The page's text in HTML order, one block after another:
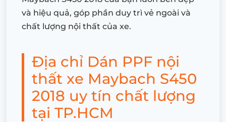
và hiệu quả, góp phần duy trì vẻ ngoài và
chất lượng nội thất của xe.
Địa chỉ Dán PPF nội
thất xe Maybach S450
2018 uy tín chất lượng
tại TP.HCM